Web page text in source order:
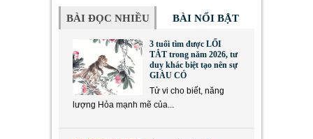
BÀI ĐỌC NHIỀU BÀI NỔI BẬT
3 tuổi tìm được LỐI
TẮT trong năm 2026, tư
duy khác biệt tạo nên sự
GIÀU CÓ
Tử vi cho biết, năng
lượng Hỏa mạnh mẽ của...